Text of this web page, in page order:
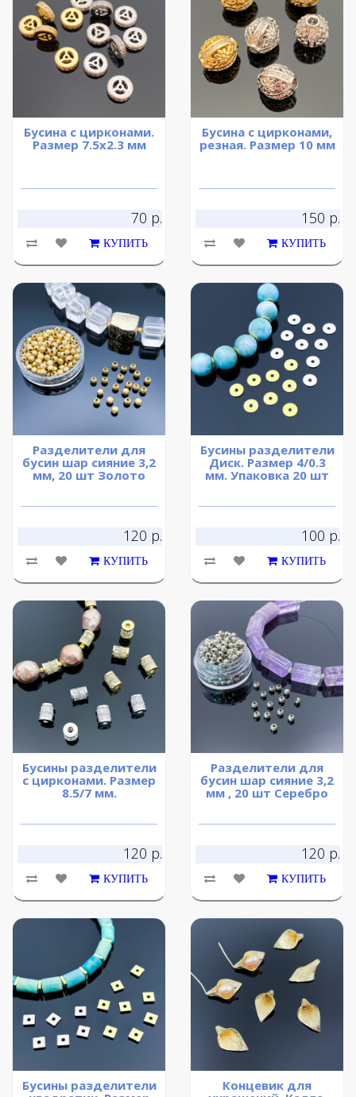
Бусина с цирконами.
Размер 7.5х2.3 мм
70 р.
КУПИТЬ
Бусина с цирконами,
резная. Размер 10 мм
150 р.
КУПИТЬ
Разделители для
бусин шар сияние 3,2
мм, 20 шт Золото
120 р.
КУПИТЬ
Бусины разделители
Диск. Размер 4/0.3
мм. Упаковка 20 шт
100 р.
КУПИТЬ
Бусины разделители
с цирконами. Размер
8.5/7 мм.
120 р.
КУПИТЬ
Разделители для
бусин шар сияние 3,2
мм , 20 шт Серебро
120 р.
КУПИТЬ
Бусины разделители
Концевик для